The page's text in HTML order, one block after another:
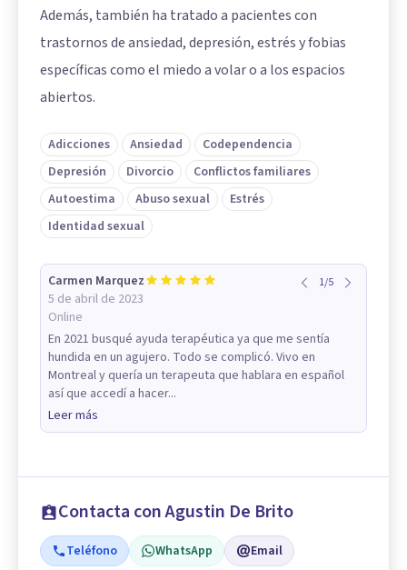
Además, también ha tratado a pacientes con
trastornos de ansiedad, depresión, estrés y fobias
específicas como el miedo a volar o a los espacios
abiertos.
Adicciones Ansiedad
Codependencia
Depresión
Divorcio
Conflictos familiares
Autoestima
Abuso sexual
Estrés
Identidad sexual
Carmen Marquez
5 de abril de 2023
Online
1/5
En 2021 busqué ayuda terapéutica ya que me sentía
hundida en un agujero. Todo se complicó. Vivo en
Montreal y quería un terapeuta que hablara en español
así que accedí a hacer...
Leer más
Contacta con Agustin De Brito
Teléfono WhatsApp Email